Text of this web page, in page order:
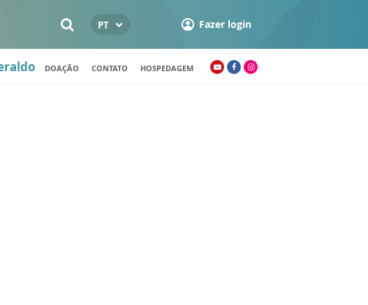
PT Fazer login
DOAÇÃO CONTATO HOSPEDAGEM